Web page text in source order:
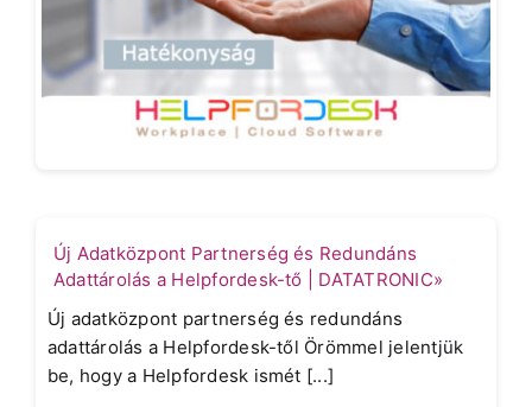
Új Adatközpont Partnerség és Redundáns
Adattárolás a Helpfordesk-tő | DATATRONIC»
Új adatközpont partnerség és redundáns
adattárolás a Helpfordesk-től Örömmel jelentjük
be, hogy a Helpfordesk ismét [...]